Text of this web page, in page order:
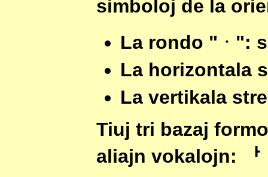
simboloj de la
La rondo " ᆞ ":
La horizontala
La vertikala
Tiuj tri bazaj
aliajn vokalojn: